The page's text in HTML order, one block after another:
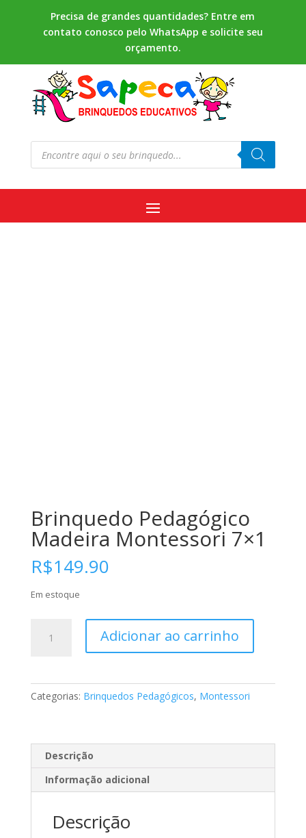
Precisa de grandes quantidades? Entre em
contato conosco pelo WhatsApp e solicite seu
orçamento.
Pesquisar
produtos
Brinquedo Pedagógico
Madeira Montessori 7×1
R$149.90
Em estoque
Pedagógico
quantidade
Adicionar ao carrinho
Categorias: Brinquedos Pedagógicos, Montessori
Descrição
Informação adicional
Descrição